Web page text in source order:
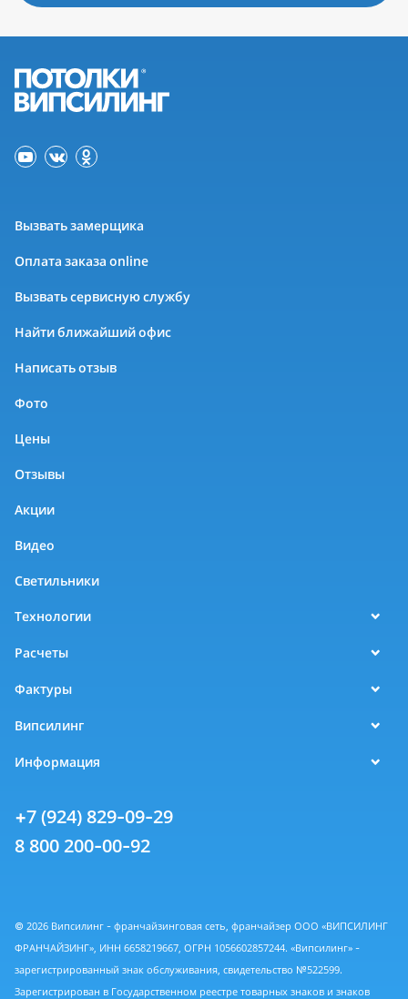
Вызвать замерщика
Оплата заказа online
Вызвать сервисную службу
Найти ближайший офис
Написать отзыв
Фото
Цены
Отзывы
Акции
Видео
Светильники
Технологии
Расчеты
Фактуры
Випсилинг
Информация
+7 (924) 829-09-29
8 800 200-00-92
© 2026 Випсилинг - франчайзинговая сеть, франчайзер ООО «ВИПСИЛИНГ
ФРАНЧАЙЗИНГ», ИНН 6658219667, ОГРН 1056602857244. «Випсилинг» -
зарегистрированный знак обслуживания, свидетельство №522599.
Зарегистрирован в Государственном реестре товарных знаков и знаков